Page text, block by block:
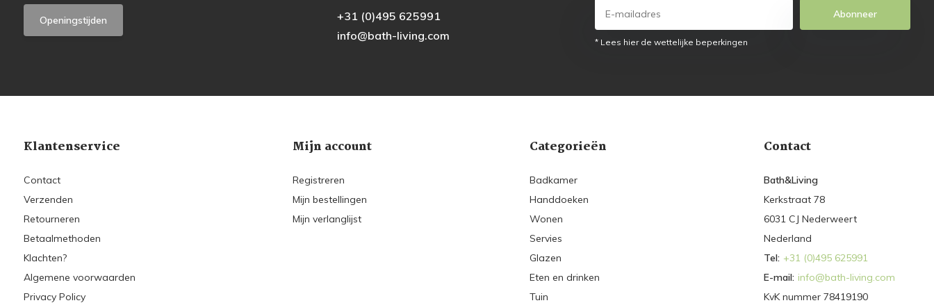
Openingstijden
+31 (0)495 625991
info@bath-living.com
Abonneer
* Lees hier de wettelijke beperkingen
Klantenservice
Contact
Verzenden
Retourneren
Betaalmethoden
Klachten?
Algemene voorwaarden
Privacy Policy
Mijn account
Registreren
Mijn bestellingen
Mijn verlanglijst
Categorieën
Badkamer
Handdoeken
Wonen
Servies
Glazen
Eten en drinken
Tuin
Contact
Bath&Living
Kerkstraat 78
6031 CJ Nederweert
Nederland
Tel: +31 (0)495 625991
E-mail: info@bath-living.com
KvK nummer 78419190